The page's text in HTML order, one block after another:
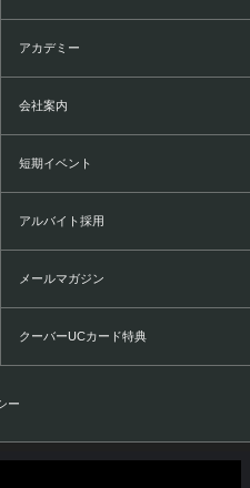
アカデミー
会社案内
短期イベント
アルバイト採用
メールマガジン
クーバーUCカード特典
ー